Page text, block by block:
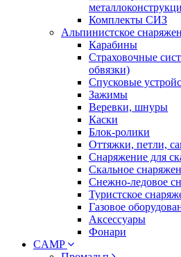
Комплекты СИЗ
Альпинистское
Карабины
Страховочные
обвязки)
Спусковые
Зажимы
Веревки, шнуры
Каски
Блок-ролики
Оттяжки, петли,
Снаряжение для
Скальное
Снежно-ледовое
Туристское
Газовое
Аксессуары
Фонари
CAMP